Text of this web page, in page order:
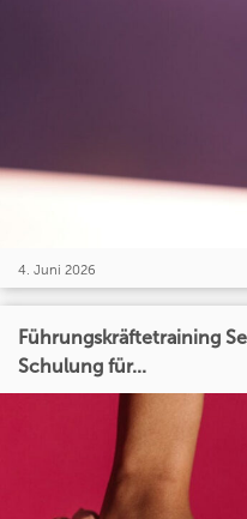
4. Juni 2026
Führungskräftetraining
Schulung für...